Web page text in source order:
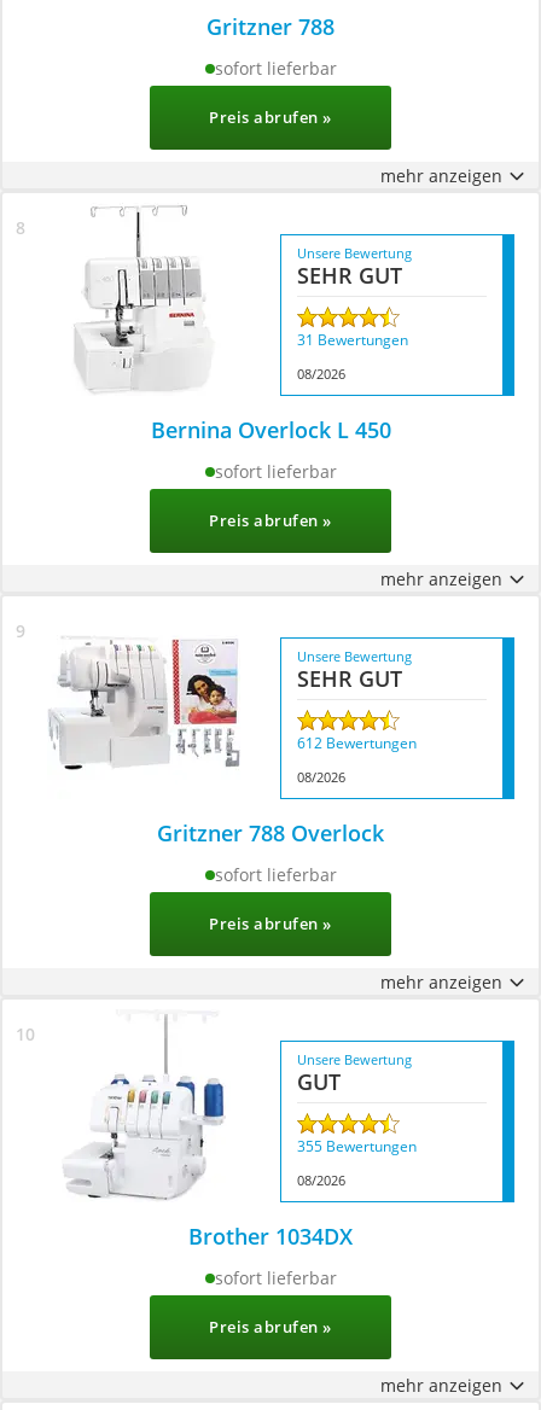
Gritzner 788
sofort lieferbar
Preis abrufen »
mehr anzeigen
Unsere Bewertung
SEHR GUT
31 Bewertungen
08/2026
Bernina Overlock L 450
sofort lieferbar
Preis abrufen »
mehr anzeigen
Unsere Bewertung
SEHR GUT
612 Bewertungen
08/2026
Gritzner 788 Overlock
sofort lieferbar
Preis abrufen »
mehr anzeigen
Unsere Bewertung
GUT
355 Bewertungen
08/2026
Brother 1034DX
sofort lieferbar
Preis abrufen »
mehr anzeigen